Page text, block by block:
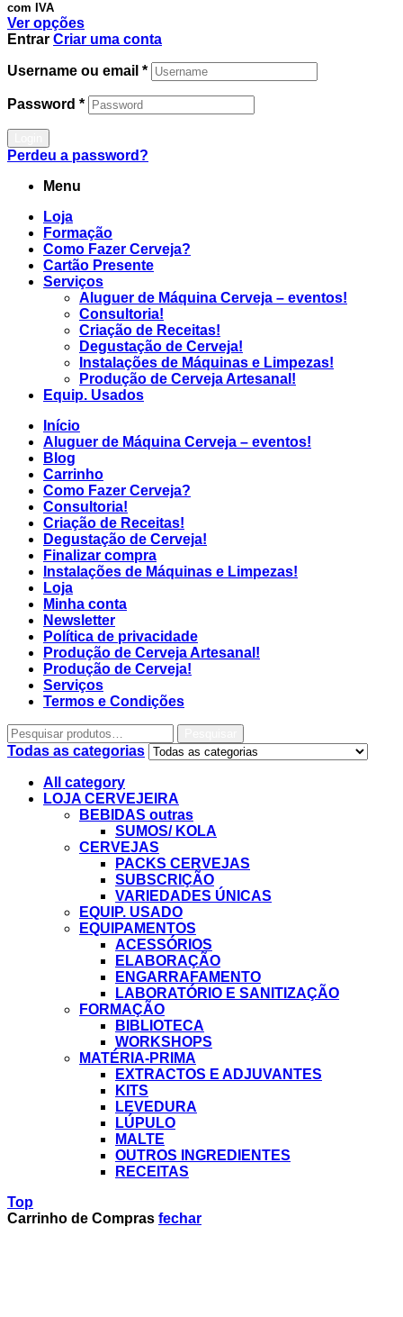
com IVA
Ver opções
Entrar Criar uma conta
Username ou email *
Password *
Perdeu a password?
Menu
Loja
Formação
Como Fazer Cerveja?
Cartão Presente
Serviços
Aluguer de Máquina Cerveja – eventos!
Consultoria!
Criação de Receitas!
Degustação de Cerveja!
Instalações de Máquinas e Limpezas!
Produção de Cerveja Artesanal!
Equip. Usados
Início
Aluguer de Máquina Cerveja – eventos!
Blog
Carrinho
Como Fazer Cerveja?
Consultoria!
Criação de Receitas!
Degustação de Cerveja!
Finalizar compra
Instalações de Máquinas e Limpezas!
Loja
Minha conta
Newsletter
Política de privacidade
Produção de Cerveja Artesanal!
Produção de Cerveja!
Serviços
Termos e Condições
Todas as categorias
All category
LOJA CERVEJEIRA
BEBIDAS outras
SUMOS/ KOLA
CERVEJAS
PACKS CERVEJAS
SUBSCRIÇÃO
VARIEDADES ÚNICAS
EQUIP. USADO
EQUIPAMENTOS
ACESSÓRIOS
ELABORAÇÃO
ENGARRAFAMENTO
LABORATÓRIO E SANITIZAÇÃO
FORMAÇÃO
BIBLIOTECA
WORKSHOPS
MATÉRIA-PRIMA
EXTRACTOS E ADJUVANTES
KITS
LEVEDURA
LÚPULO
MALTE
OUTROS INGREDIENTES
RECEITAS
Top
Carrinho de Compras fechar